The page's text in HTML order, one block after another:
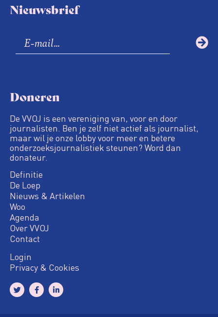
Nieuwsbrief
Doneren
De VVOJ is een vereniging van, voor en door
journalisten. Ben je zelf niet actief als journalist,
maar wil je onze lobby voor meer en betere
onderzoeksjournalistiek steunen? Word dan
donateur.
Definitie
De Loep
Nieuws & Artikelen
Woo
Agenda
Over VVOJ
Contact
Login
Privacy & Cookies